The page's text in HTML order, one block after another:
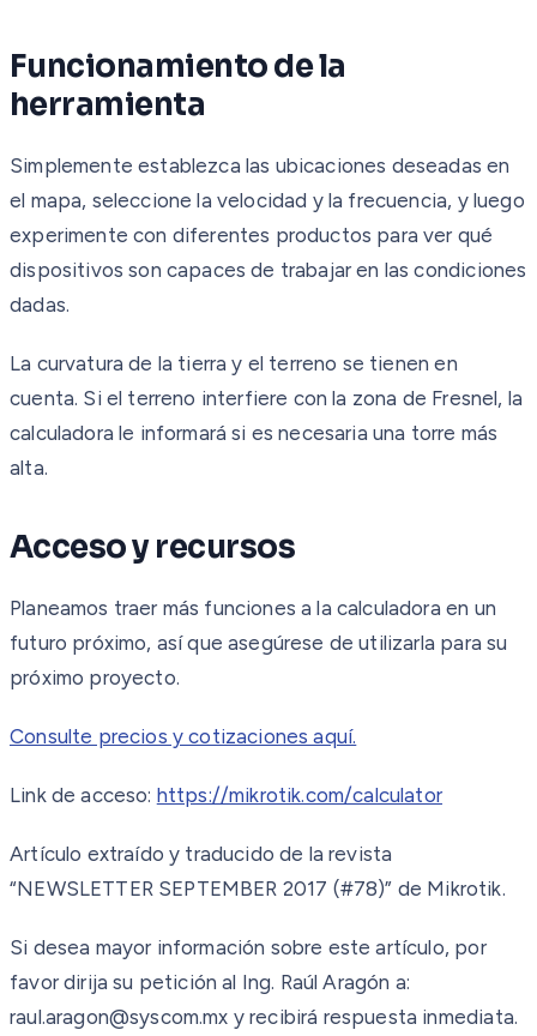
Funcionamiento de la
herramienta
Simplemente establezca las ubicaciones deseadas en
el mapa, seleccione la velocidad y la frecuencia, y luego
experimente con diferentes productos para ver qué
dispositivos son capaces de trabajar en las condiciones
dadas.
La curvatura de la tierra y el terreno se tienen en
cuenta. Si el terreno interfiere con la zona de Fresnel, la
calculadora le informará si es necesaria una torre más
alta.
Acceso y recursos
Planeamos traer más funciones a la calculadora en un
futuro próximo, así que asegúrese de utilizarla para su
próximo proyecto.
Consulte precios y cotizaciones aquí.
Link de acceso: https://mikrotik.com/calculator
Artículo extraído y traducido de la revista
“NEWSLETTER SEPTEMBER 2017 (#78)” de Mikrotik.
Si desea mayor información sobre este artículo, por
favor dirija su petición al Ing. Raúl Aragón a:
raul.aragon@syscom.mx y recibirá respuesta inmediata.